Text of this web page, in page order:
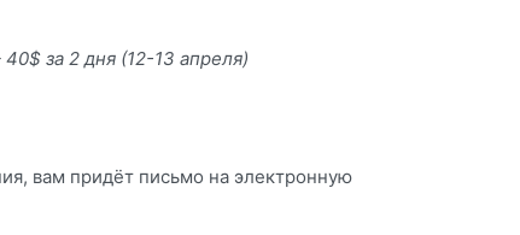
за 2 дня (12-13 апреля)
вам придёт письмо на электронную